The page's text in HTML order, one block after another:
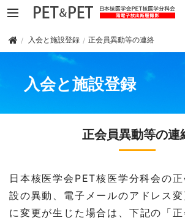
入会と施設登録 正会員異動等の連絡
入会と施設登録
正会員異動等の連
日本核医学会PET核医学分科会の
設の異動、電子メールのアドレス
に変更が生じた場合は、下記の「